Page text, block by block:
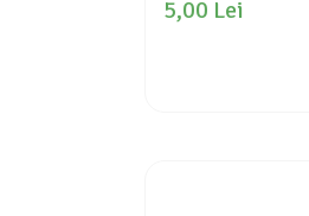
5,00 Lei